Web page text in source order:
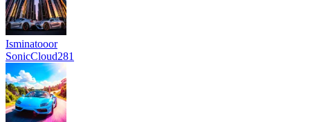
Isminatooor
SonicCloud281